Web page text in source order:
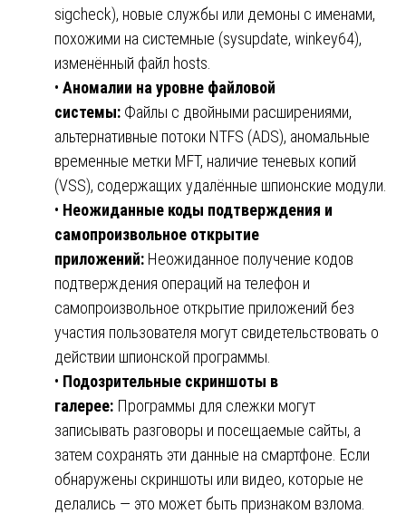
sigcheck), новые службы или демоны с именами,
похожими на системные (sysupdate, winkey64),
изменённый файл hosts.
• Аномалии на уровне файловой
системы: Файлы с двойными расширениями,
альтернативные потоки NTFS (ADS), аномальные
временные метки MFT, наличие теневых копий
(VSS), содержащих удалённые шпионские модули.
• Неожиданные коды подтверждения и
самопроизвольное открытие
приложений: Неожиданное получение кодов
подтверждения операций на телефон и
самопроизвольное открытие приложений без
участия пользователя могут свидетельствовать о
действии шпионской программы.
• Подозрительные скриншоты в
галерее: Программы для слежки могут
записывать разговоры и посещаемые сайты, а
затем сохранять эти данные на смартфоне. Если
обнаружены скриншоты или видео, которые не
делались — это может быть признаком взлома.